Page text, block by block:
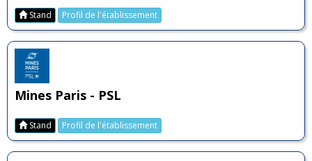
Stand Profil de l'établissement
Mines Paris - PSL
Stand Profil de l'établissement